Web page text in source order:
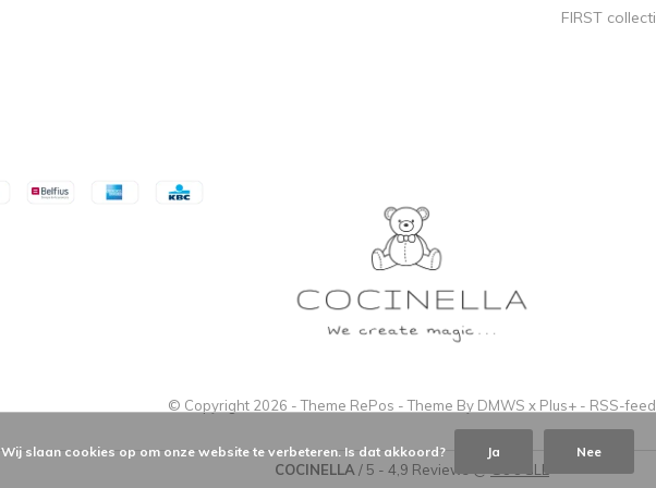
FIRST
© Copyright 2026 - Theme RePos - Theme By DMWS x Plus+ - RSS-feed
COCINELLA / 5 - 4,9 Reviews @ GOOGLE
Wij slaan cookies op om onze website te verbeteren. Is dat akkoord? Ja Nee